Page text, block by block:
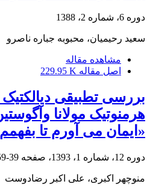
دوره 6، شماره 2، 1388
سعید رحیمیان، محبوبه جباره ناصرو
مشاهده مقاله
اصل مقاله 229.95 K
بررسی تطبیقی دیالکتیک
هرمنوتیک مولانا
«ایمان می آورم تا
دوره 12، شماره 1، 1393، صفحه 39-59
منوچهر اکبری، علی اکبر رضادوست